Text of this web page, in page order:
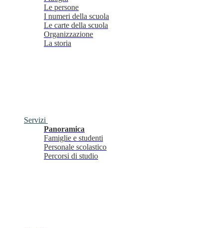
Le persone
I numeri della scuola
Le carte della scuola
Organizzazione
La storia
Servizi
Panoramica
Famiglie e studenti
Personale scolastico
Percorsi di studio